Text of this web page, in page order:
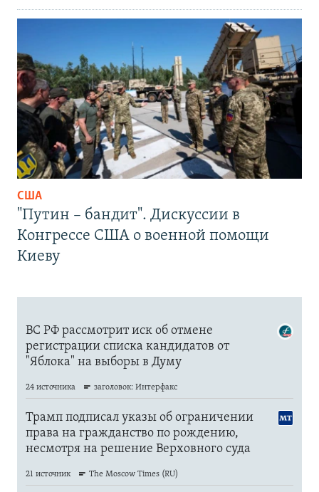
США
"Путин – бандит". Дискуссии в
Конгрессе США о военной помощи
Киеву